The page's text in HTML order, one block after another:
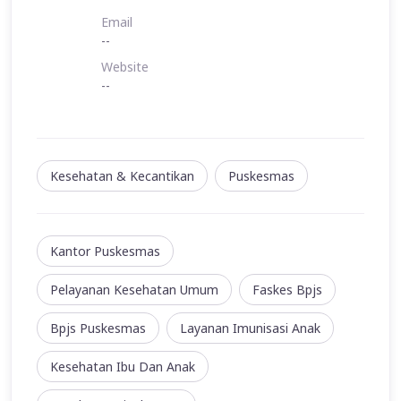
Email
--
Website
--
Kesehatan & Kecantikan Puskesmas
Kantor Puskesmas
Pelayanan Kesehatan Umum Faskes Bpjs
Bpjs Puskesmas Layanan Imunisasi Anak
Kesehatan Ibu Dan Anak